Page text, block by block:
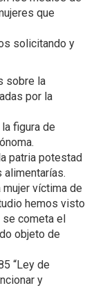
que
solicitando y
sobre la
por la
figura de
patria potestad
víctima de
hemos visto
se cometa el
objeto de
“Ley de
y